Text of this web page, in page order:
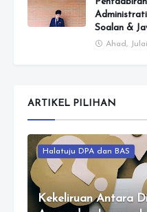
Soalan &
Ahad,
ARTIKEL PILIHAN
Halatuju DPA dan BAS
Kekeliruan Antara